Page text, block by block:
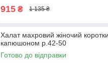
915 ₴ 1 135 ₴
Халат махровий жіночий
капюшоном р.42-50
Готово до відправки